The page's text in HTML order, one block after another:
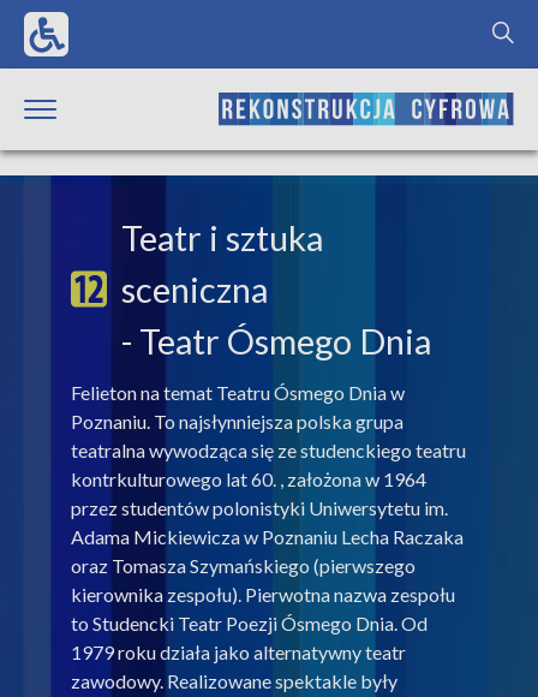
Teatr i sztuka
sceniczna
- Teatr Ósmego Dnia
Felieton na temat Teatru Ósmego Dnia w
Poznaniu. To najsłynniejsza polska grupa
teatralna wywodząca się ze studenckiego teatru
kontrkulturowego lat 60. , założona w 1964
przez studentów polonistyki Uniwersytetu im.
Adama Mickiewicza w Poznaniu Lecha Raczaka
oraz Tomasza Szymańskiego (pierwszego
kierownika zespołu). Pierwotna nazwa zespołu
to Studencki Teatr Poezji Ósmego Dnia. Od
1979 roku działa jako alternatywny teatr
zawodowy. Realizowane spektakle były